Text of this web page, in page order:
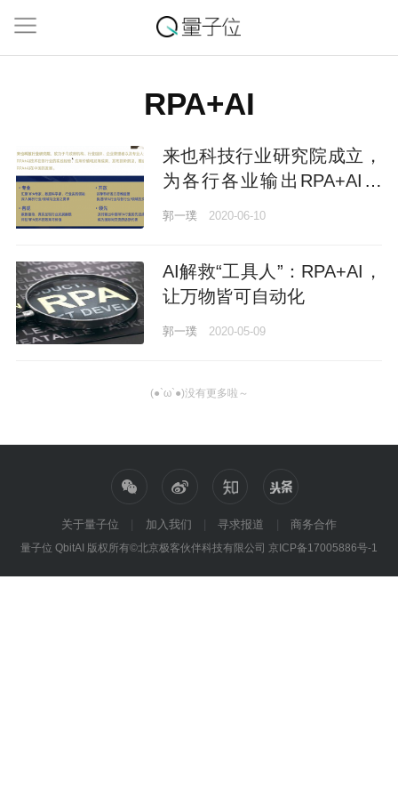
RPA+AI
来也科技行业研究院成立，
为各行各业输出RPA+AI实
践经验
郭一璞 2020-06-10
AI解救“工具人”：RPA+AI，
让万物皆可自动化
郭一璞 2020-05-09
(●`ω`●)没有更多啦～
关于量子位 加入我们 寻求报道
商务合作
量子位 QbitAI 版权所有©北京极客伙伴科技有限公司 京ICP备17005886号-1